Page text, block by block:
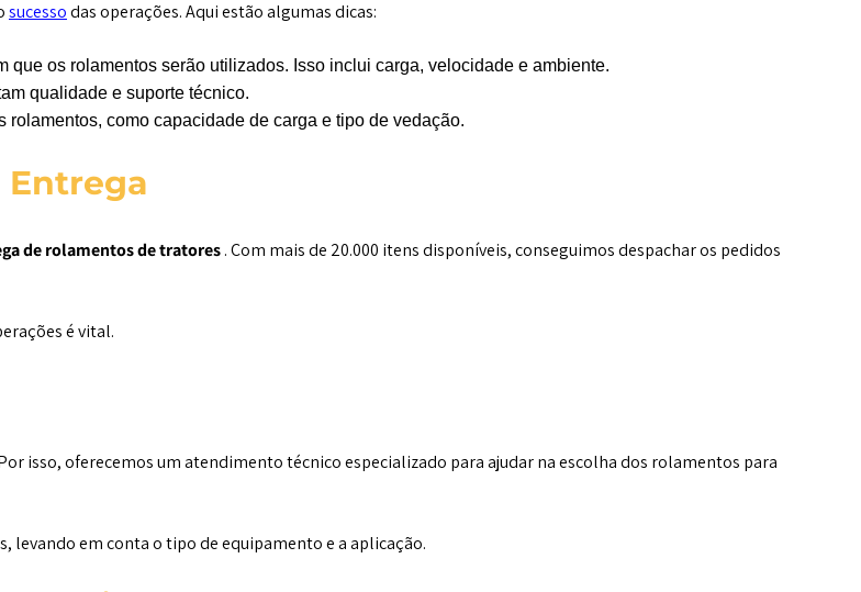
sucessodas operações. Aqui estão algumas dicas:
os rolamentos serão utilizados. Isso inclui carga, velocidade e ambiente.
qualidade e suporte técnico.
como capacidade de carga e tipo de vedação.
Entrega
de rolamentos de tratores. Com mais de 20.000 itens disponíveis, conseguimos despachar os pedidos
é vital.
isso, oferecemos um atendimento técnico especializado para ajudar na escolha dos rolamentos para
levando em conta o tipo de equipamento e a aplicação.